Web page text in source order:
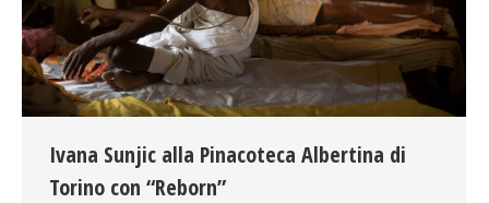
Ivana Sunjic alla Pinacoteca Albertina di
Torino con “Reborn”